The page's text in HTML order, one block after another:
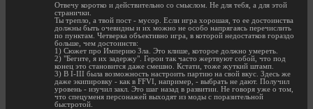
Отвечу коротко и действительно со смыслом. Не для тебя, а для этой
странички.
Ты трепло, а твой пост - мусор. Если игра хорошая, то ее достоинства
должны быть очевидны и их можно не особо напрягаясь перечислить
по пунктам. Четверка объективно игра, в которой недостатков гораздо
больше, чем достоинств:
1) Сюжет про Империю Зла. Это клише, которое должно умереть.
2) "Бегите, я их задержу". Герои так часто жертвуют собой, что под
конец это становится даже смешно. Кстати, тоже жуткий штамп.
3) В I-III была возможность настроить партию на свой вкус. Здесь же
даже экипировку - как в FFVI, например, - выбрать не дают. Получил
уровень - изучил закл. Это шаг назад в развитии. Не говоря уже о том,
что спецуменя персонажей выходят из моды с поразительной
быстротой.